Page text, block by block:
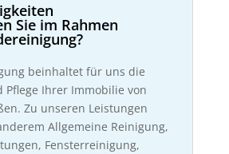
Sie im Rahmen
beinhaltet für uns die
Pflege Ihrer Immobilie von
Zu unseren Leistungen
Allgemeine Reinigung,
Fensterreinigung,